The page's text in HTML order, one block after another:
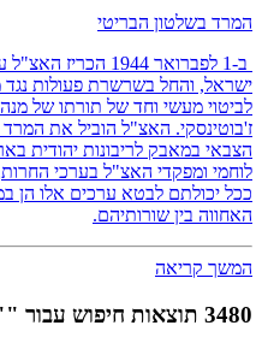
המרד בשלטון הבריטי
ב-1 לפברואר 1944
ישראל, והחל בשרשרת פעולות
לביטוי מעשי וחד של תורתו של
ז'בוטינסקי. האצ"ל הוביל את
הצבאי במאבק לריבונות יהודית
לוחמי ומפקדי האצ"ל בערכי
ככל יכולתם לבטא ערכים אלו הן
האחווה בין שורותיהם.
המשך קריאה
3480 תוצאות חיפוש עבור ""